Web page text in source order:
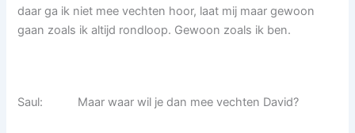
daar ga ik niet mee vechten hoor, laat mij maar gewoon
gaan zoals ik altijd rondloop. Gewoon zoals ik ben.
Saul: Maar waar wil je dan mee vechten David?